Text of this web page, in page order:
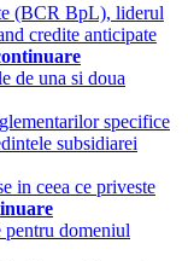
(BCR BpL), liderul
credite anticipate
de una si doua
specifice
subsidiarei
in ceea ce priveste
pentru domeniul